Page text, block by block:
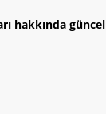
hakkında güncel